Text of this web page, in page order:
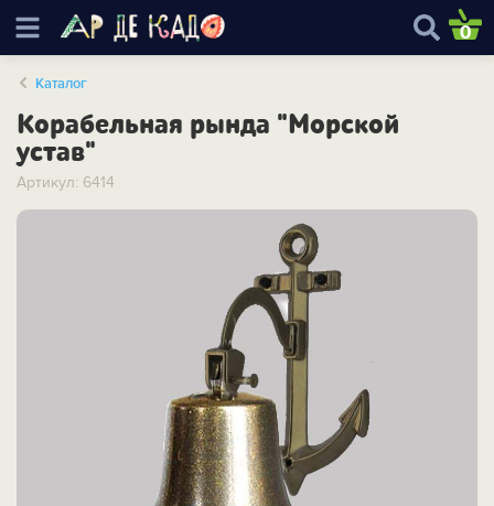
0
Каталог
Корабельная рында "Морской
устав"
Артикул: 6414